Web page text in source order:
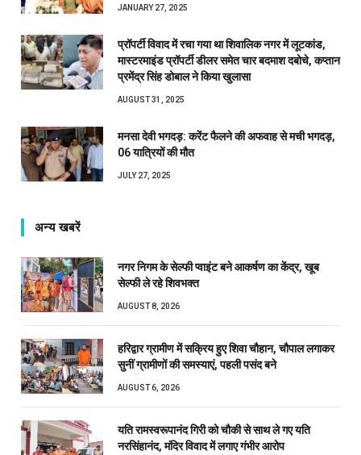
JANUARY 27, 2025
प्रॉपर्टी विवाद में रचा गया था शिवालिक नगर में लूटकांड,
मास्टरमाइंड प्रॉपर्टी डीलर समेत चार बदमाश दबोचे, कप्तान
प्रमेंद्र सिंह डोबाल ने किया खुलासा
AUGUST 31, 2025
मनसा देवी भगदड़: करेंट फैलने की अफवाह से मची भगदड़,
06 यात्रियों की मौत
JULY 27, 2025
अन्य खबरें
नगर निगम के सेल्फी प्वाइंट बने आकर्षण का केंद्र, खूब
सेल्फी ले रहे शिवभक्त
AUGUST 8, 2026
हरिद्वार ग्रामीण में सक्रिय हुए शिवा चौहान, चौपाल लगाकर
सुनीं ग्रामीणों की समस्याएं, पहली पसंद बने
AUGUST 6, 2026
यति रामस्वरूपानंद गिरी को चौकी से साथ ले गए यति
नरसिंहानंद, मंदिर विवाद में लगाए गंभीर आरोप